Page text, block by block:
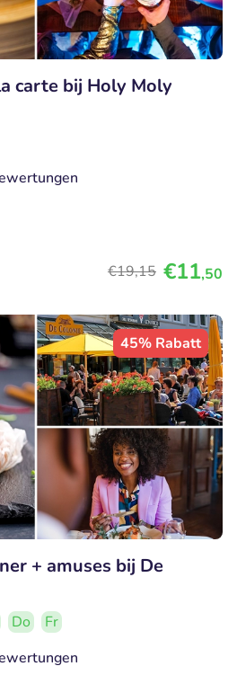
carte bij Holy Moly
€19,15 €11,50
45% Rabatt
+ amuses bij De
Do
Fr